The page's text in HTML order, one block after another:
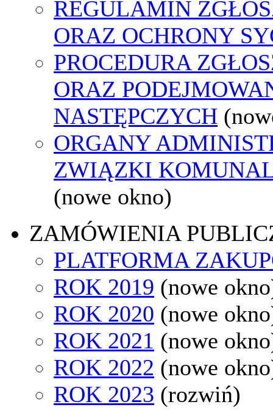
REGULAMIN
ORAZ OCHRONY
PROCEDURA
ORAZ
NASTĘPCZYCH
ORGANY
ZWIĄZKI
(nowe okno)
ZAMÓWIENIA
PLATFORMA
ROK 2019 (nowe
ROK 2020 (nowe
ROK 2021 (nowe
ROK 2022 (nowe
ROK 2023 (rozwiń)